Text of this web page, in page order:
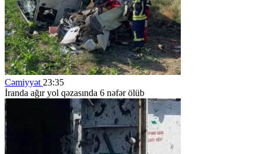
Cəmiyyət 23:35
İranda ağır yol qəzasında 6 nəfər ölüb